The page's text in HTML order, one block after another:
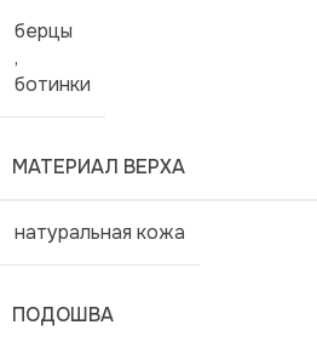
берцы
,
ботинки
МАТЕРИАЛ ВЕРХА
натуральная кожа
ПОДОШВА